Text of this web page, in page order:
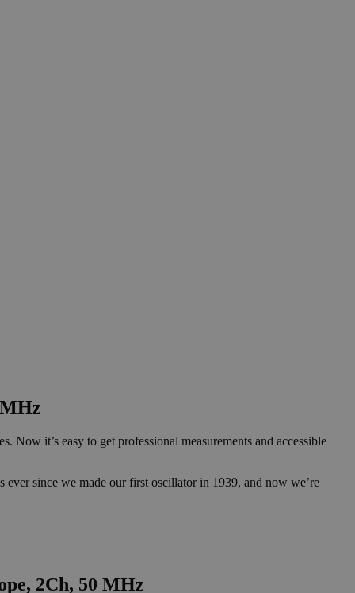
it’s easy to get professional measurements and accessible
since we made our first oscillator in 1939, and now we’re
2Ch, 50 MHz